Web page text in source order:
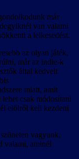
már
van valami
a lelkesedést.
az olyan játék,
már az indie-k
által kedvelt
miatt, amit
lehet csak módosítani
elölről kell kezdeni
vagyunk,
valami, aminél